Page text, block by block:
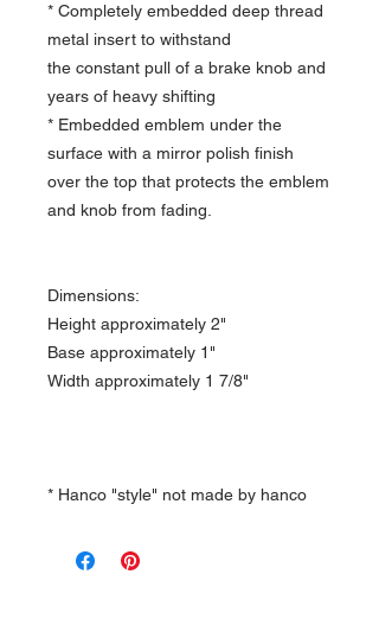
* Completely embedded deep thread
metal insert to withstand
the constant pull of a brake knob and
years of heavy shifting
* Embedded emblem under the
surface with a mirror polish finish
over the top that protects the emblem
and knob from fading.
Dimensions:
Height approximately 2"
Base approximately 1"
Width approximately 1 7/8"
* Hanco "style" not made by hanco